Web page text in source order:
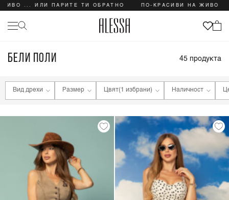
ИЛИ ПАРИТЕ ТИ ОБРАТНО ПО-КРАСИВИ НА ЖИВО ... ИЛИ
БЕЛИ ПОЛИ 45продукта
Вид дрехи Размер Цвят(1 избрани) Наличност